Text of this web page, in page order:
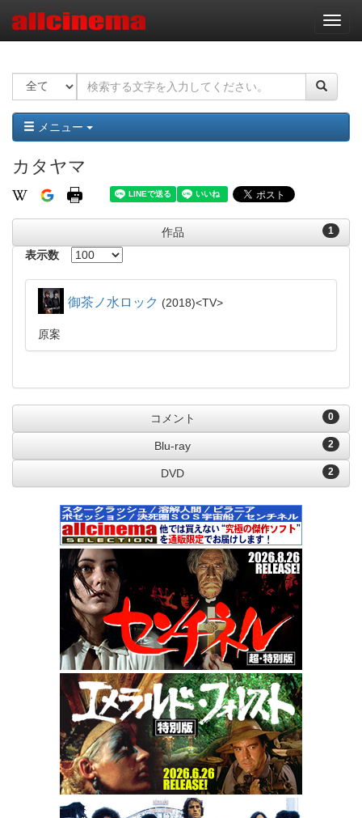
ナ
ビ
ー
ョ
ン
メニュー
カタヤマ
1
作品
表示数
御茶ノ水ロック 2018 TV
原案
0
コメント
2
Blu-ray
2
DVD